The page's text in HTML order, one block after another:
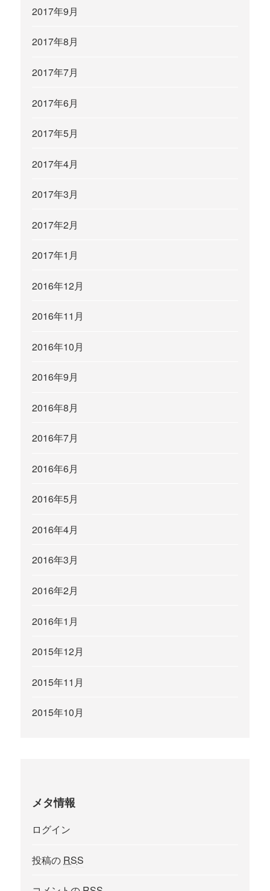
2017年9月
2017年8月
2017年7月
2017年6月
2017年5月
2017年4月
2017年3月
2017年2月
2017年1月
2016年12月
2016年11月
2016年10月
2016年9月
2016年8月
2016年7月
2016年6月
2016年5月
2016年4月
2016年3月
2016年2月
2016年1月
2015年12月
2015年11月
2015年10月
メタ情報
ログイン
投稿の RSS